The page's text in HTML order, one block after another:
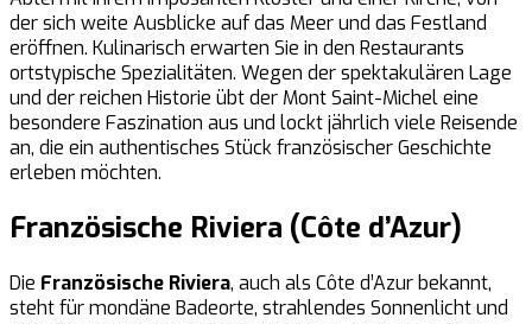
der sich weite Ausblicke auf das Meer und das Festland
eröffnen. Kulinarisch erwarten Sie in den Restaurants
ortstypische Spezialitäten. Wegen der spektakulären Lage
und der reichen Historie übt der Mont Saint-Michel eine
besondere Faszination aus und lockt jährlich viele Reisende
an, die ein authentisches Stück französischer Geschichte
erleben möchten.
Französische Riviera (Côte d’Azur)
Die Französische Riviera, auch als Côte d’Azur bekannt,
steht für mondäne Badeorte, strahlendes Sonnenlicht und